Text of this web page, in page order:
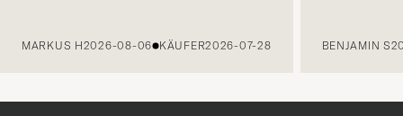
MARKUS H2026-08-06 KÄUFER2026-07-28 BENJAMIN S